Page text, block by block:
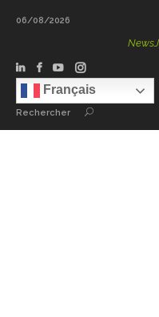
06/08/2026
Français
Rechercher